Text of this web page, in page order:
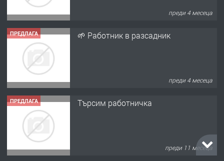
преди 4 месеца
ПРЕДЛАГА 🌱 Работник в разсадник
преди 4 месеца
ПРЕДЛАГА Търсим работничка
преди 11 месеца